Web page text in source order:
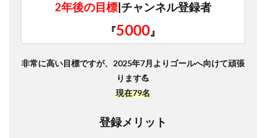
2年後の目標 |チャンネル登録者
『5000』
非常に高い目標ですが、2025年7月よりゴールへ向けて頑張
ります💪
現在79名
登録メリット